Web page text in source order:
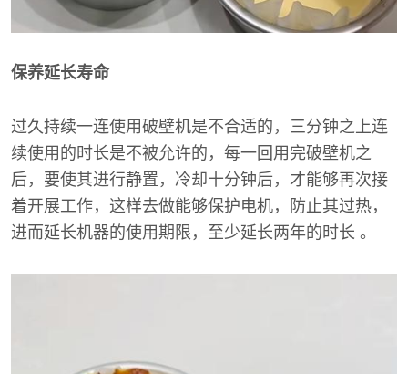
保养延长寿命
过久持续一连使用破壁机是不合适的，三分钟之上连
续使用的时长是不被允许的，每一回用完破壁机之
后，要使其进行静置，冷却十分钟后，才能够再次接
着开展工作，这样去做能够保护电机，防止其过热，
进而延长机器的使用期限，至少延长两年的时长 。